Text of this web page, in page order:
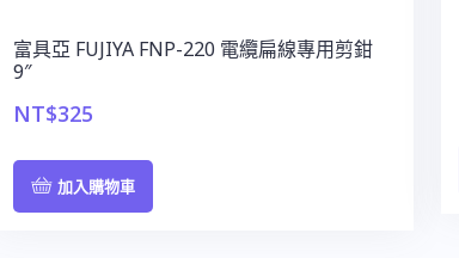
富具亞 FUJIYA FNP-220 電纜扁線專用剪鉗
9″
NT$325
加入購物車